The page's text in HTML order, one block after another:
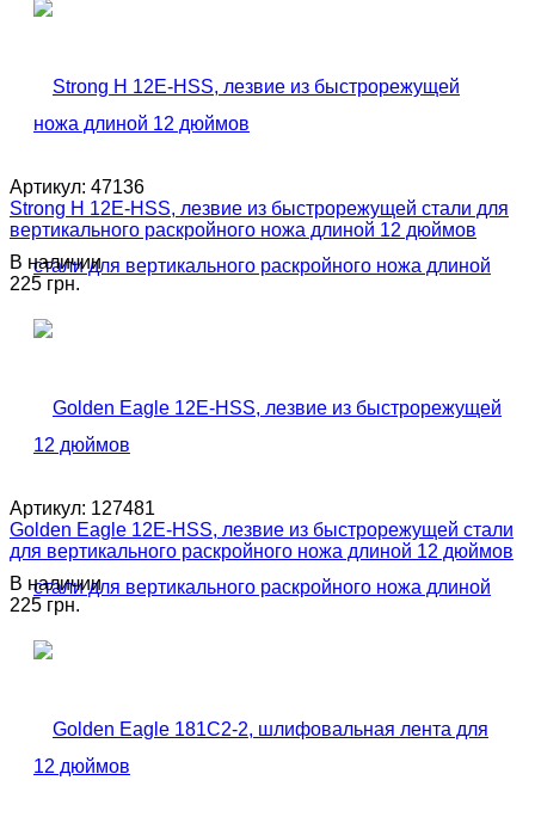
Артикул: 47136
Strong H 12E-HSS, лезвие из быстрорежущей стали для
вертикального раскройного ножа длиной 12 дюймов
В наличии
225 грн.
Артикул: 127481
Golden Eagle 12E-HSS, лезвие из быстрорежущей стали
для вертикального раскройного ножа длиной 12 дюймов
В наличии
225 грн.